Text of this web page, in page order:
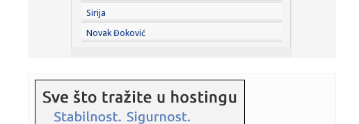
11:31:MOTOGP: MARTIN I APRILIJA POKORILI SILVERSTON Sve je
spremno za n...
11:23: VIDEO: Hiljade kvadratnih kilometara šuma u Ukrajini
prekrivene ...
Sirija
Novak Đoković